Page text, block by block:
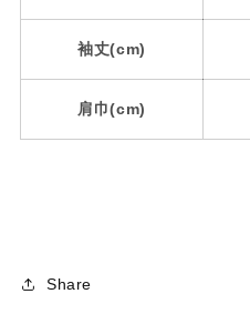
袖丈(cm)
肩巾(cm)
Share